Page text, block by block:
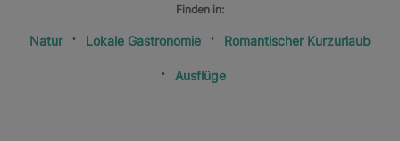
Finden in:
Natur Lokale Gastronomie Romantischer Kurzurlaub
Ausflüge